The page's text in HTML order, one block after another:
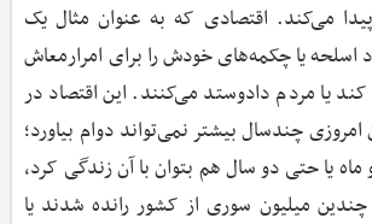
می‌کند. اقتصادی که به عنوان مثال یک
اسلحه یا چکمه‌های خودش را برای امرارمعاش
یا مردم دادوستد می‌کنند. این اقتصاد در
چندسال بیشتر نمی‌تواند دوام بیاورد؛
یا حتی دو سال هم بتوان با آن زندگی کرد،
چندین میلیون سوری از کشور رانده شدند یا